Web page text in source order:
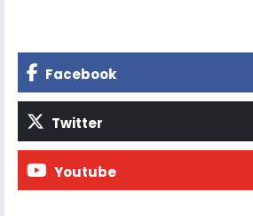
Facebook
Twitter
Youtube